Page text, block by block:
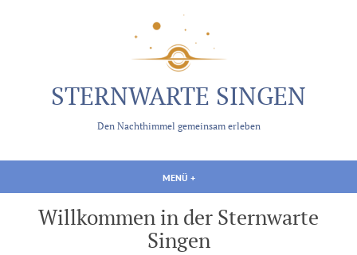
STERNWARTE SINGEN
Den Nachthimmel gemeinsam erleben
MENÜ +AUFGEKLAPPT
ZUGEKLAPPT
Willkommen in der Sternwarte
Singen